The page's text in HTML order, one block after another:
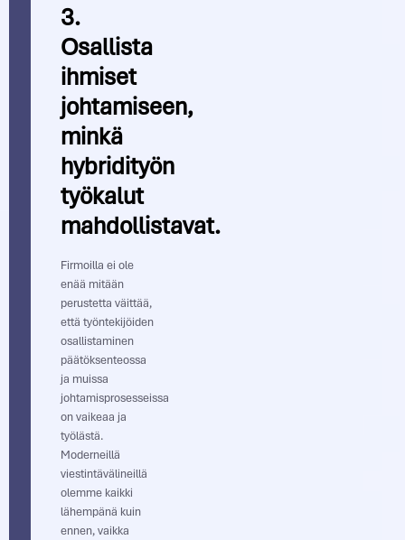
3.
Osallista
ihmiset
johtamiseen,
minkä
hybridityön
työkalut
mahdollistavat.
Firmoilla ei ole
enää mitään
perustetta väittää,
että työntekijöiden
osallistaminen
päätöksenteossa
ja muissa
johtamisprosesseissa
on vaikeaa ja
työlästä.
Moderneillä
viestintävälineillä
olemme kaikki
lähempänä kuin
ennen, vaikka